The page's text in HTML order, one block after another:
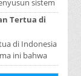
sistem
penyusun
Tertua di
di Indonesia
ini bahwa
kerajaan ...